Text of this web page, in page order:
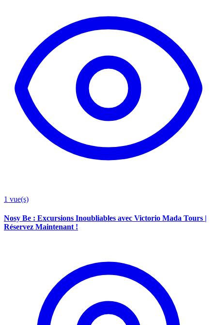
1 vue(s)
Nosy Be : Excursions Inoubliables avec Victorio Mada Tours |
Réservez Maintenant !